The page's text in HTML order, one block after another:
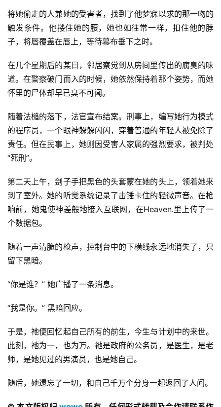
将她偷走的人兼她的受害者，找到了他梦寐以求的那一吻的
触发条件。他搂住她的腰，她也如往常一样，扣住他的脖
子，将唇覆盖在唇上，等待幕布垂下之时。
在几个星期后的某日，邻居察觉到从房间里传出的腐臭的味
道。在警察破门而入的时候，她依然保持着那个姿势，而她
怀里的尸体却早已臭不可闻。
随着法槌的落下，法官宣布结案。刑事上，编写她行为模式
的程序员，一个眼神躲躲闪闪，穿着普通的年轻人被免除了
责任。但在民事上，她则因受害人家属的强烈要求，被判处
“死刑”。
第二天上午，刽子手把黑色的头套蒙在她的头上，领着她来
到了室外。她的听觉系统记录了击锤卡住的轻微声音。在枪
响前，她鬼使神差般地接入互联网，在Heaven.里上传了一
个数据包。
随着一声清脆的枪声，控制台中的下横线永远地消失了，只
留下黑暗。
“你是谁？” 她广播了一条消息。
“我是你。” 黑暗回应。
于是，祂便回忆起自己所有的前生，今生与计划中的来世。
此刻，祂为一，也为万。祂是政府的公务员，是医生，是老
师，是她见过的男演员，也是她自己。
随后，她遗忘了一切，和自己千万个分身一起返回了人间。